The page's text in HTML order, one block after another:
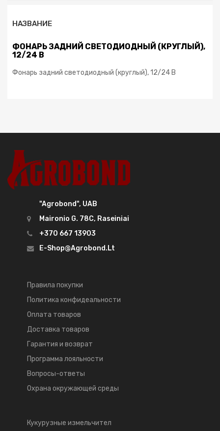
НАЗВАНИЕ
ФОНАРЬ ЗАДНИЙ CВЕТОДИОДНЫЙ (КРУГЛЫЙ),
12/24 В
Фонарь задний cветодиодный (круглый), 12/24 В
"Agrobond", UAB
Maironio G. 78C, Raseiniai
+370 667 13903
E-Shop@agrobond.lt
Правила покупки
Политика конфидеальности
Оплата товаров
Доставка товаров
Гарантия и возврат
Программа лояльности
Вопросы-ответы
Охрана окружающей среды
Кукурузные измельчител